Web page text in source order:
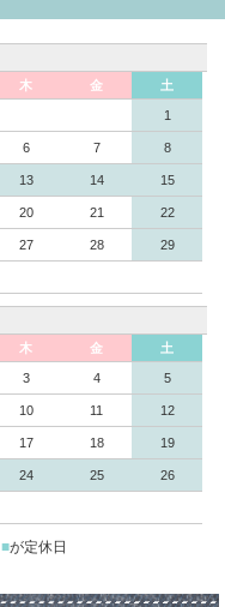
木 金 土
1
6 7 8
13 14 15
20 21 22
27 28 29
木 金 土
3 4 5
10 11 12
17 18 19
24 25 26
■が定休日